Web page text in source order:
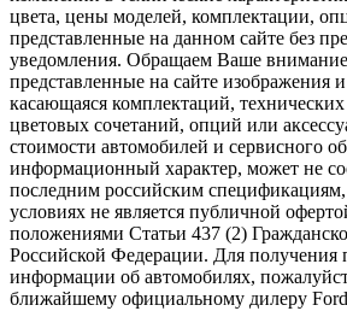
цвета, цены моделей, комплектации,
представленные на данном сайте без
уведомления. Обращаем Ваше внимание
представленные на сайте изображения
касающаяся комплектаций, технических
цветовых сочетаний, опций или
стоимости автомобилей и сервисного
информационный характер, может не
последним российским
условиях не является публичной
положениями Статьи 437 (2)
Российской Федерации. Для получения
информации об автомобилях,
ближайшему официальному дилеру